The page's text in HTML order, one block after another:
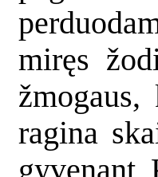
miręs
ragina
gyvenant